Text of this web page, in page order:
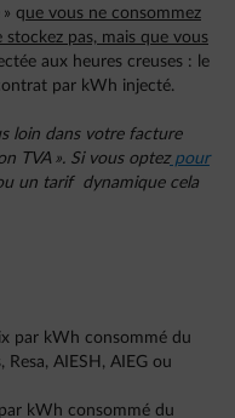
que vous ne consommez
pas, mais que vous
aux heures creuses : le
par kWh injecté.
loin dans votre facture
TVA ». Si vous optezpour
un tarif dynamique cela
par kWh consommé du
AIESH, AIEG ou
kWh consommé du